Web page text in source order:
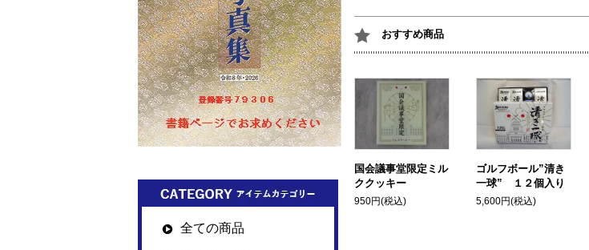
おすすめ商品
国会議事堂限定ミル
ククッキー
950円(税込)
ゴルフボール”清き
一球” １２個入り
5,600円(税込)
全ての商品